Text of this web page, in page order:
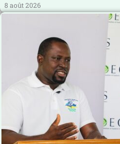
8 août 2026